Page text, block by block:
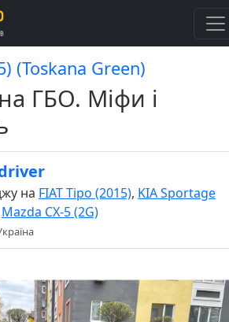
(Toskana Green)
ГБО. Міфи і
на FIAT Tipo (2015), KIA Sportage
Mazda CX-5 (2G)